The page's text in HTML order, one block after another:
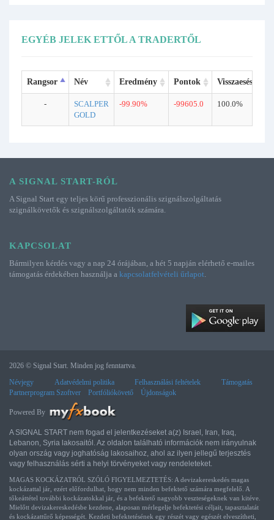
EGYÉB JELEK ETTŐL A TRADERTŐL
Rangsor Név Eredmény Pontok Visszaesés
-
SCALPER
GOLD
-99.90% -99605.0 100.0%
A SIGNAL START-RÓL
A Signal Start egy teljes körű professzionális szignálszolgáltatás
szignálkövetők és szignálszolgáltatók számára.
KAPCSOLAT
Bármilyen kérdés vagy a nap 24 órájában, a hét 5 napján elérhető e-mailes
támogatás érdekében használja a kapcsolatfelvételi űrlapot.
2026 © Signal Start. Minden jog fenntartva.
Névjegy
Adatvédelmi politika Felhasználási feltételek
Támogatás
Partnerprogram Szoftver
Portfóliókövető Újdonságok
Powered By
A SIGNAL START nem fogad el jelentkezéseket a(z) Israel, Iran, Iraq,
Lebanon, Syria lakosaitól. Az oldalon található információk nem irányulnak
olyan ország vagy joghatóság lakosaihoz, ahol az ilyen jellegű terjesztés
vagy felhasználás sérti a helyi törvényeket vagy rendeleteket.
MAGAS KOCKÁZATRÓL SZÓLÓ FIGYELMEZTETÉS: A devizakereskedés magas
kockázattal jár, ezért előfordulhat, hogy nem minden befektető számára megfelelő. A
tőkeáttétel további kockázatokkal jár, és a befektető nagyobb veszteségeknek van kitéve.
Mielőtt devizakereskedésbe kezdene, alaposan mérlegelje befektetési céljait, tapasztalatát
és kockázattűrő képességét. Kezdeti befektetésének egy részét vagy egészét elveszítheti,